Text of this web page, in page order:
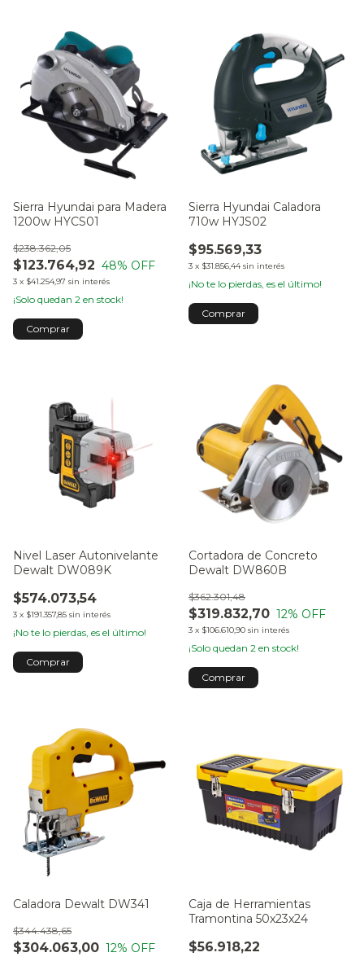
Sierra Hyundai para Madera
1200w HYCS01
$123.764,92
$238.362,05
48% OFF
3 x $41.254,97 sin interés
¡Solo quedan 2 en stock!
Sierra Hyundai Caladora
710w HYJS02
$95.569,33
3 x $31.856,44 sin interés
¡No te lo pierdas, es el último!
Nivel Laser Autonivelante
Dewalt DW089K
$574.073,54
3 x $191.357,85 sin interés
¡No te lo pierdas, es el último!
Cortadora de Concreto
Dewalt DW860B
$319.832,70
$362.301,48
12% OFF
3 x $106.610,90 sin interés
¡Solo quedan 2 en stock!
Caladora Dewalt DW341
$304.063,00
$344.438,65
12% OFF
Caja de Herramientas
Tramontina 50x23x24
$56.918,22